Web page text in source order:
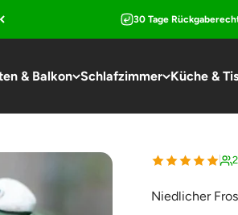
30 Tage
& Balkon Schlafzimmer Küche &
Niedlicher